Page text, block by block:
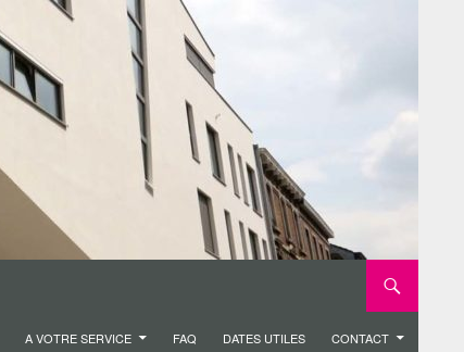
A VOTRE SERVICE FAQ DATES UTILES CONTACT